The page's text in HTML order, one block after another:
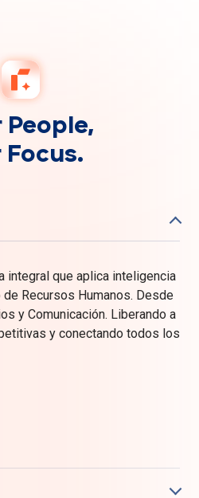
People,
Focus.
integral que aplica inteligencia
Recursos Humanos. Desde
y Comunicación. Liberando a
y conectando todos los